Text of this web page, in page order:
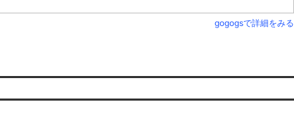
gogogsで詳細をみる